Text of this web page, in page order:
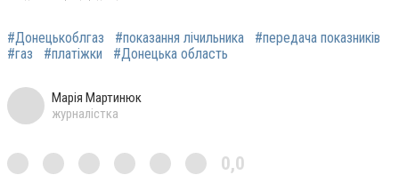
#Донецькоблгаз #показання лічильника
#передача показників
#газ
#платіжки #Донецька область
Марія Мартинюк
журналістка
0,0